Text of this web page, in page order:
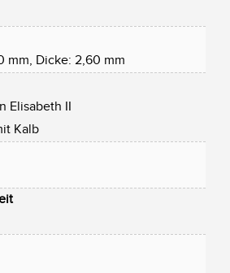
mm, Dicke: 2,60 mm
Elisabeth II
Kalb